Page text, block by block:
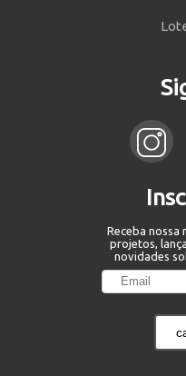
Receba nossa
projetos,
novidades